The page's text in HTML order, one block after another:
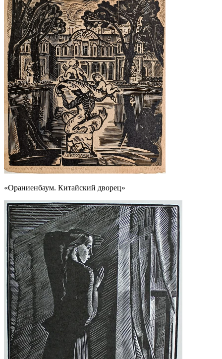
«Ораниенбаум. Китайский дворец»